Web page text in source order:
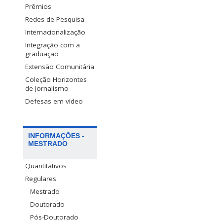
Prêmios
Redes de Pesquisa
Internacionalização
Integração com a
graduação
Extensão Comunitária
Coleção Horizontes
de Jornalismo
Defesas em vídeo
INFORMAÇÕES -
MESTRADO
Quantitativos
Regulares
Mestrado
Doutorado
Pós-Doutorado